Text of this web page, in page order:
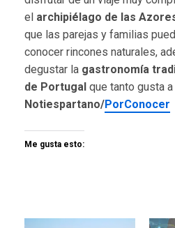
el archipiélago de las
que las parejas y familias
conocer rincones naturales,
degustar la gastronomía
de Portugal que tanto gusta
Notiespartano/PorConocer
Me gusta esto: